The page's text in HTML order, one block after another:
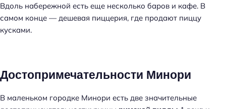
Вдоль набережной есть еще несколько баров и кафе. В
самом конце — дешевая пиццерия, где продают пиццу
кусками.
Достопримечательности Минори
В маленьком городке Минори есть две значительные